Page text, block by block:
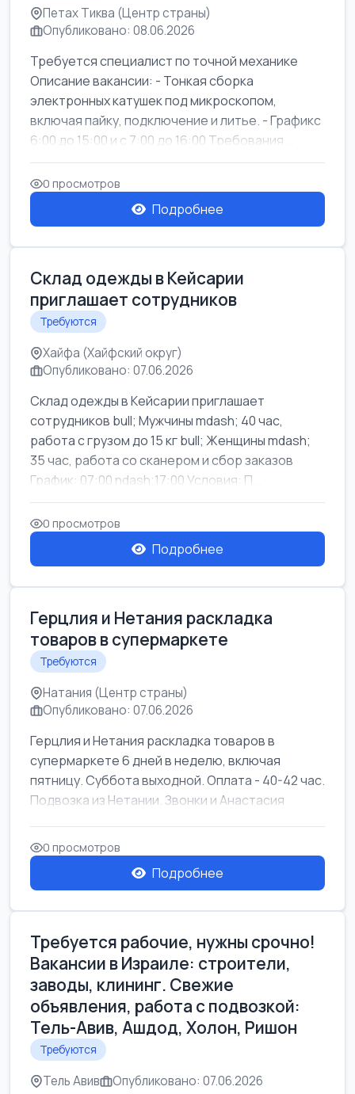
Петах Тиква (Центр страны)
Опубликовано: 08.06.2026
Требуется специалист по точной механике
Описание вакансии: - Тонкая сборка
электронных катушек под микроскопом,
включая пайку, подключение и литье. - Графикс
6:00 до 15:00 и с 7:00 до 16:00 Требования...
0 просмотров
Подробнее
Склад одежды в Кейсарии
приглашает сотрудников
Требуются
Хайфа (Хайфский округ)
Опубликовано: 07.06.2026
Склад одежды в Кейсарии приглашает
сотрудников bull; Мужчины mdash; 40 час,
работа с грузом до 15 кг bull; Женщины mdash;
35 час, работа со сканером и сбор заказов
График: 07:00 ndash;17:00 Условия: П...
0 просмотров
Подробнее
Герцлия и Нетания раскладка
товаров в супермаркете
Требуются
Натания (Центр страны)
Опубликовано: 07.06.2026
Герцлия и Нетания раскладка товаров в
супермаркете 6 дней в неделю, включая
пятницу. Суббота выходной. Оплата - 40-42 час.
Подвозка из Нетании. Звонки и Анастасия
0 просмотров
Подробнее
Требуется рабочие, нужны срочно!
Вакансии в Израиле: строители,
заводы, клининг. Свежие
объявления, работа с подвозкой:
Тель-Авив, Ашдод, Холон, Ришон
Требуются
Тель Авив Опубликовано: 07.06.2026